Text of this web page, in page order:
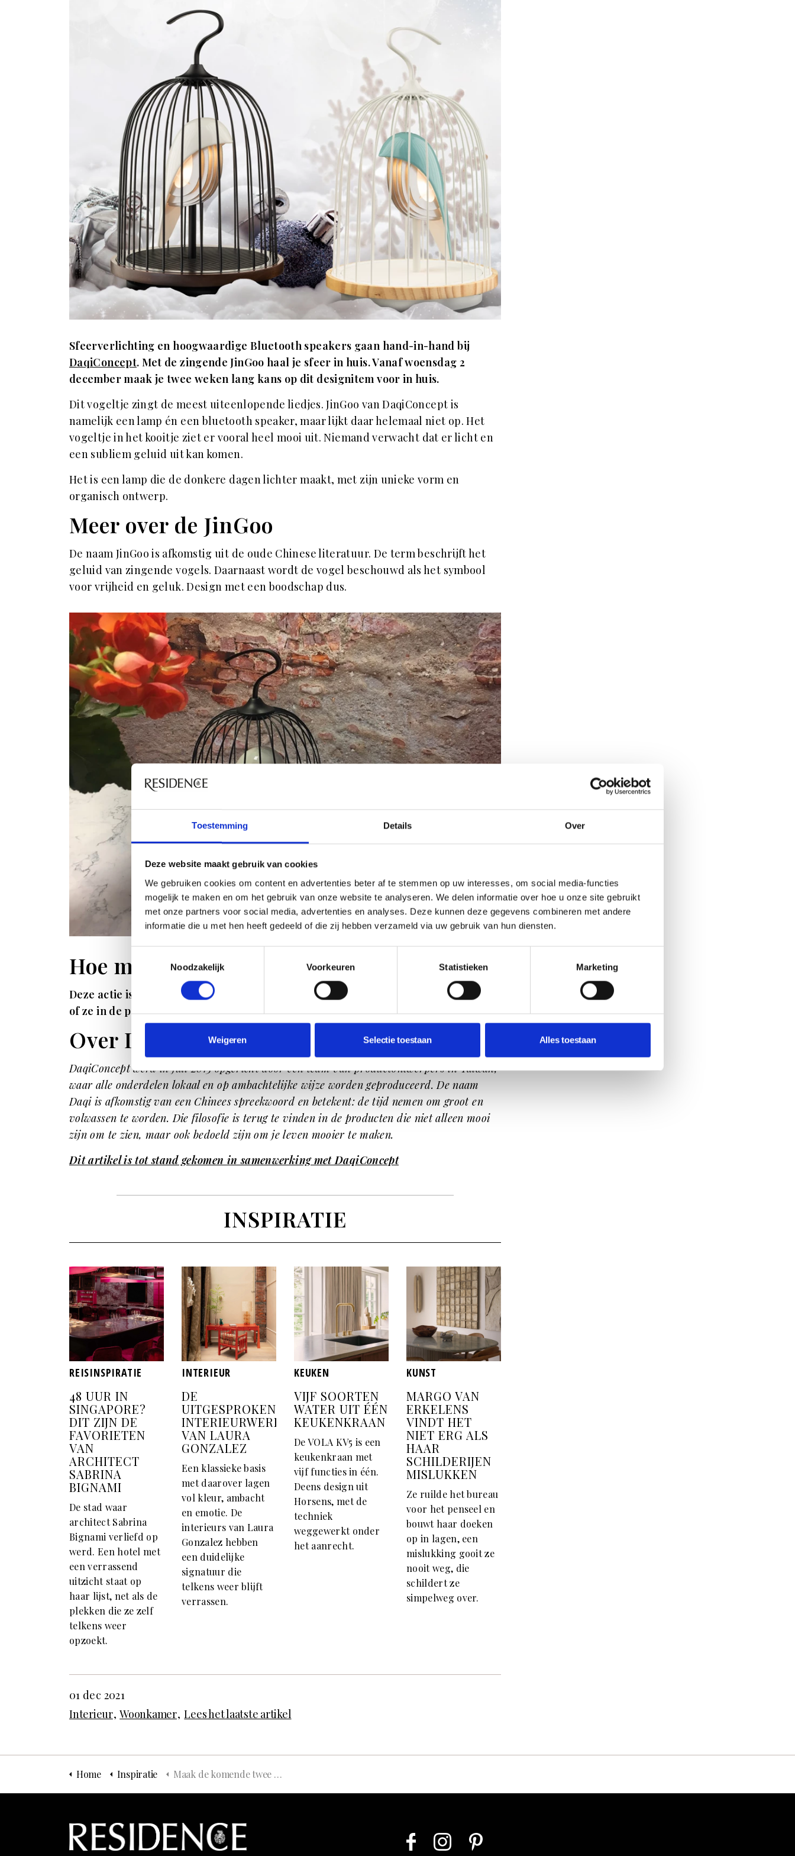
Toestemming Details Over
Deze website maakt gebruik van cookies
We gebruiken cookies om content en advertenties beter af te stemmen op uw interesses, om social media-functies
mogelijk te maken en om het gebruik van onze website te analyseren. We delen informatie over hoe u onze site gebruikt
met onze partners voor social media, advertenties en analyses. Deze kunnen deze gegevens combineren met andere
informatie die u met hen heeft gedeeld of die zij hebben verzameld via uw gebruik van hun diensten.
Noodzakelijk
Voorkeuren Statistieken Marketing
Weigeren Selectie toestaan Alles toestaan
Sfeerverlichting en hoogwaardige Bluetooth speakers gaan hand-in-hand bij
DaqiConcept. Met de zingende JinGoo haal je sfeer in huis. Vanaf woensdag 2
december maak je twee weken lang kans op dit designitem voor in huis.
Dit vogeltje zingt de meest uiteenlopende liedjes. JinGoo van DaqiConcept is
namelijk een lamp én een bluetooth speaker, maar lijkt daar helemaal niet op. Het
vogeltje in het kooitje ziet er vooral heel mooi uit. Niemand verwacht dat er licht en
een subliem geluid uit kan komen.
Het is een lamp die de donkere dagen lichter maakt, met zijn unieke vorm en
organisch ontwerp.
Meer over de JinGoo
De naam JinGoo is afkomstig uit de oude Chinese literatuur. De term beschrijft het
geluid van zingende vogels. Daarnaast wordt de vogel beschouwd als het symbool
voor vrijheid en geluk. Design met een boodschap dus.
Hoe maak je kans?
Deze actie is sinds 20 december gesloten. Winnaars horen op of voor 20 november
of ze in de prijzen zijn gevallen.
Over DaqiConcept
DaqiConcept werd in juli 2015 opgericht door een team van productontwerpers in Taiwan,
waar alle onderdelen lokaal en op ambachtelijke wijze worden geproduceerd. De naam
Daqi is afkomstig van een Chinees spreekwoord en betekent: de tijd nemen om groot en
volwassen te worden. Die filosofie is terug te vinden in de producten die niet alleen mooi
zijn om te zien, maar ook bedoeld zijn om je leven mooier te maken.
Dit artikel is tot stand gekomen in samenwerking met DaqiConcept
INSPIRATIE
REISINSPIRATIE
48 UUR IN
SINGAPORE?
DIT ZIJN DE
FAVORIETEN
VAN
ARCHITECT
SABRINA
BIGNAMI
De stad waar
architect Sabrina
Bignami verliefd op
werd. Een hotel met
een verrassend
uitzicht staat op
haar lijst, net als de
plekken die ze zelf
telkens weer
opzoekt.
INTERIEUR
DE
UITGESPROKEN
INTERIEURWERELD
VAN LAURA
GONZALEZ
Een klassieke basis
met daarover lagen
vol kleur, ambacht
en emotie. De
interieurs van Laura
Gonzalez hebben
een duidelijke
signatuur die
telkens weer blijft
verrassen.
KEUKEN
VIJF SOORTEN
WATER UIT ÉÉN
KEUKENKRAAN
De VOLA KV5 is een
keukenkraan met
vijf functies in één.
Deens design uit
Horsens, met de
techniek
weggewerkt onder
het aanrecht.
KUNST
MARGO VAN
ERKELENS
VINDT HET
NIET ERG ALS
HAAR
SCHILDERIJEN
MISLUKKEN
Ze ruilde het bureau
voor het penseel en
bouwt haar doeken
op in lagen, een
mislukking gooit ze
nooit weg, die
schildert ze
simpelweg over.
01 dec 2021
Interieur Woonkamer Lees het laatste artikel
Home Inspiratie Maak de komende twee weken kans op een JinGoo speaker t.w.v. € 349